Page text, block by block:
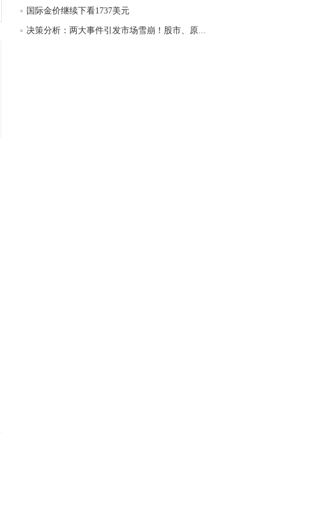
国际金价继续下看1737美元
决策分析：两大事件引发市场雪崩！股市、原油、...